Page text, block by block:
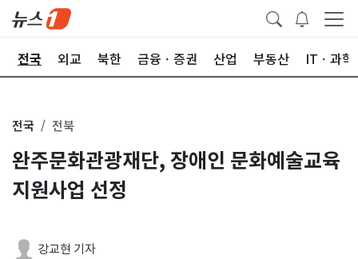
전국 외교 북한 금융ㆍ증권 산업 부동산 ITㆍ과학
전국 전북
완주문화관광재단, 장애인 문화예술교육
지원사업 선정
강교현 기자